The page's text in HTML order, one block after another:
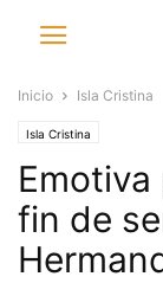
Inicio Isla Cristina
Isla Cristina
fin de